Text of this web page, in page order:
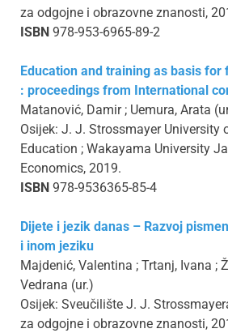
za odgojne i obrazovne znanosti,
ISBN 978-953-6965-89-2
Education and training as basis
: proceedings from International
Matanović, Damir ; Uemura, Arata
Osijek: J. J. Strossmayer University
Education ; Wakayama University
Economics, 2019.
ISBN 978-9536365-85-4
Dijete i jezik danas – Razvoj
i inom jeziku
Majdenić, Valentina ; Trtanj, Ivana ;
Vedrana (ur.)
Osijek: Sveučilište J. J.
za odgojne i obrazovne znanosti,